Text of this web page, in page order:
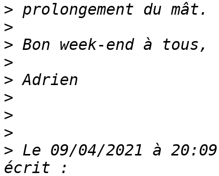
>
>
>
>
>
>
>
>
> Le 09/04/2021 à